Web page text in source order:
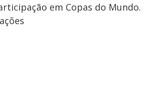
em Copas do Mundo.